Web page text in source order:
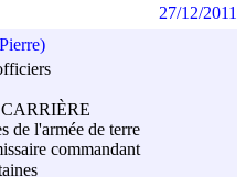
de l'armée de terre
commandant
27/12/2011